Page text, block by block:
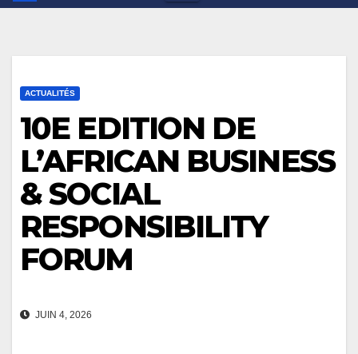
ACTUALITÉS
10E EDITION DE
L’AFRICAN BUSINESS
& SOCIAL
RESPONSIBILITY
FORUM
JUIN 4, 2026